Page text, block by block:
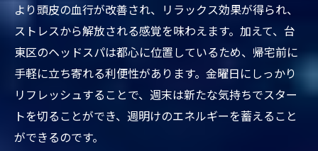
より頭皮の血行が改善され、リラックス効果が得られ、
ストレスから解放される感覚を味わえます。加えて、台
東区のヘッドスパは都心に位置しているため、帰宅前に
手軽に立ち寄れる利便性があります。金曜日にしっかり
リフレッシュすることで、週末は新たな気持ちでスター
トを切ることができ、週明けのエネルギーを蓄えること
ができるのです。